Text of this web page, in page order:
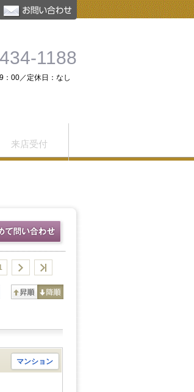
1188
：00／定休日：なし
来店受付
マンション